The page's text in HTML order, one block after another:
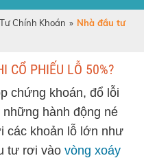
Chính Khoán » Nhà đầu tư
CỔ PHIẾU LỖ 50%?
chứng khoán, đổ lỗi
hành động né
các khoản lỗ lớn như
tư rơi vào vòng xoáy